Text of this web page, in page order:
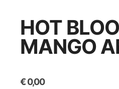
HOT
MANGO
€0,00